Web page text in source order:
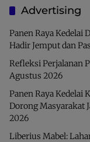
Advertising
Panen Raya Kedelai
Hadir Jemput dan
Refleksi Perjalanan
Agustus 2026
Panen Raya Kedelai
Dorong Masyarakat
2026
Liberius Mabel: